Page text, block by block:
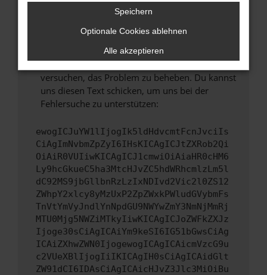
führen, dass bestimmte Funktionen nicht mehr
Wende dich an den Webseitenbetreiber.
Wenn du alle oben genannten Schritte versucht
hast, kontaktiere uns bitte. Wir werden
versuchen, das Problem zu beheben. Du kannst
uns diesen Text schicken, um uns bei der
Fehlersuche zu unterstützen:
ewogICJuYW1lIjogIk5ldHdvcmtFcnJvciIs
CiAgImNvbmZpZyI6IHsKICAgICJtZXRob2Qi
OiAiR0VUIiwKICAgICJ1cmwiOiAiaHR0cHM6
Ly9hcGkueC5ha3MtcHJvZC5hdWRhcmlzLm5l
dC92MS9jbGllbnRzLzIxNDIvd2Vic2l0ZS12
ZWhpY2xlcy8yMzUxP2ZpZWxkPWludGVybmFs
TnVtYmVyJndlYnNpdGU9NWYwZmY3NmNjMmRj
MTU0Mjg5NWZiMTkyIiwKICAgICJoZWFkZXJz
Ijoge30sCiAgICAiYm9keSI6IG51bGwsCiAg
ICAiZXhwZWN0IjogewogICAgICAicmVzcG9u
c2VUeXBlIjogIiIKICAgIH0sCiAgICAidGlt
ZW91dCI6IDAsCiAgICAicHJvZ3Jlc3MiOiBu
Speichern
Optionale Cookies ablehnen
Alle akzeptieren